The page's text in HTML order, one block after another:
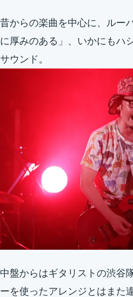
昔からの楽曲を中心に、ルー
に厚みのある」、いかにもハ
サウンド。
中盤からはギタリストの渋谷
ーを使ったアレンジとはまた